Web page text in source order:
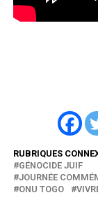
RUBRIQUES
GÉNOCIDE JUIF
JOURNÉE
ONU TOGO